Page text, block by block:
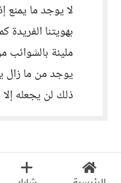
لا يوجد ما يمنع
بهويتنا الفريدة
مليئة بالشوائب
يوجد من ما زال
ذلك لن يجعله إلا